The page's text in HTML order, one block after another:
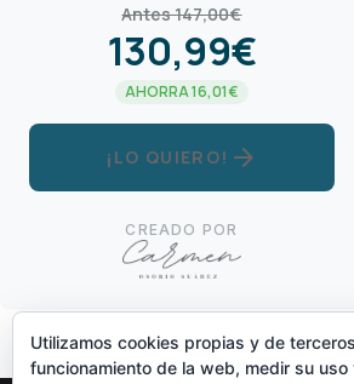
Antes 147,00€
130,99€
AHORRA 16,01€
¡LO QUIERO! arrow_forward
CREADO POR
Utilizamos cookies propias y de
funcionamiento de la web, medir su uso